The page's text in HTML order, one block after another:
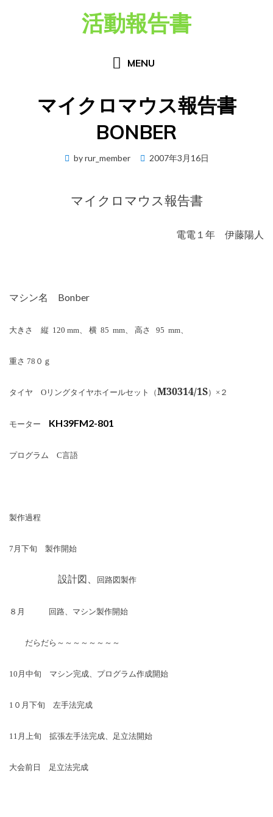
活動報告書
MENU
マイクロマウス報告書
BONBER
byrur_member
Posted
2007年3月16日
マイクロマウス報告書
電電１年 伊藤陽人
マシン名 Bonber
大きさ 縦 120 mm、 横 85 mm、 高さ 95 mm、
重さ 78 ０ｇ
タイヤ O リングタイヤホイールセット（M30314/1S）×２
モーター KH39FM2-801
プログラム C言語
製作過程
7 月下旬 製作開始
設計図、 回路図製作
８月 回路、マシン製作開始
だらだら～～～～～～～～
10 月中旬 マシン完成、プログラム作成開始
1 ０月下旬 左手法完成
11 月上旬 拡張左手法完成、足立法開始
大会前日 足立法完成